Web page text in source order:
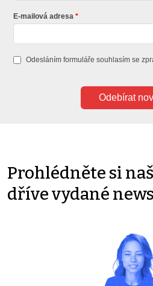
E-mailová adresa
Odesláním formuláře souhlasím se
Odebírat
Prohlédněte si
dříve vydané